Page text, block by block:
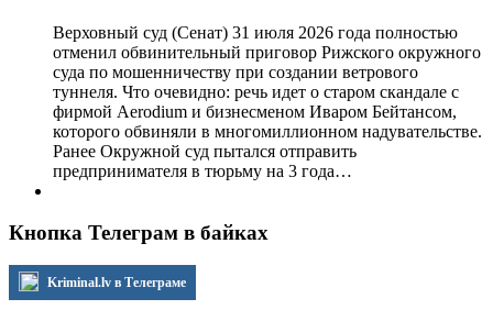
Верховный суд (Сенат) 31 июля 2026 года полностью
отменил обвинительный приговор Рижского окружного
суда по мошенничеству при создании ветрового
туннеля. Что очевидно: речь идет о старом скандале с
фирмой Aerodium и бизнесменом Иваром Бейтансом,
которого обвиняли в многомиллионном надувательстве.
Ранее Окружной суд пытался отправить
предпринимателя в тюрьму на 3 года…
Кнопка Телеграм в байках
Kriminal.lv в Телеграме